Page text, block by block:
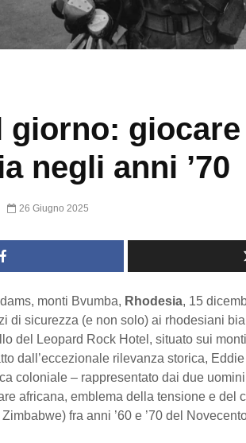
giorno:
negli anni ’70
26 Giugno 2025
monti Bvumba, Rhodesia, 15
di sicurezza (e non solo) ai rhodesiani
del Leopard Rock Hotel, situato sui
dall’eccezionale rilevanza storica,
coloniale – rappresentato dai due
africana, emblema della tensione e del
fra anni ’60 e ’70 del